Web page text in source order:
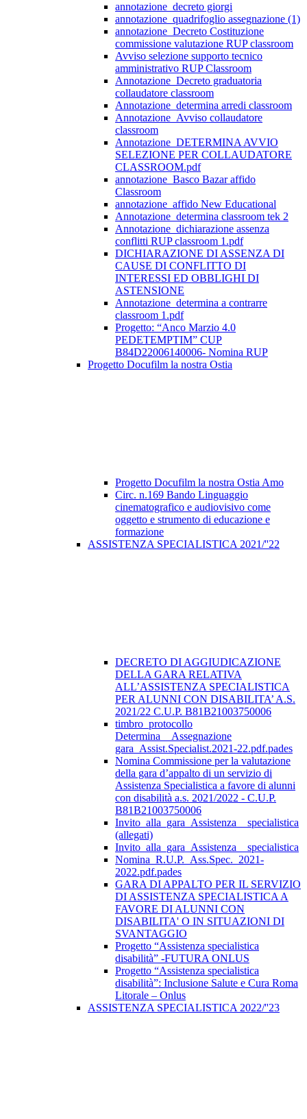
annotazione_decreto giorgi
annotazione_quadrifoglio assegnazione (1)
annotazione_Decreto Costituzione
commissione valutazione RUP classroom
Avviso selezione supporto tecnico
amministrativo RUP Classroom
Annotazione_Decreto graduatoria
collaudatore classroom
Annotazione_determina arredi classroom
Annotazione_Avviso collaudatore
classroom
Annotazione_DETERMINA AVVIO
SELEZIONE PER COLLAUDATORE
CLASSROOM.pdf
annotazione_Basco Bazar affido
Classroom
annotazione_affido New Educational
Annotazione_determina classroom tek 2
Annotazione_dichiarazione assenza
conflitti RUP classroom 1.pdf
DICHIARAZIONE DI ASSENZA DI
CAUSE DI CONFLITTO DI
INTERESSI ED OBBLIGHI DI
ASTENSIONE
Annotazione_determina a contrarre
classroom 1.pdf
Progetto: “Anco Marzio 4.0
PEDETEMPTIM” CUP
B84D22006140006- Nomina RUP
Progetto Docufilm la nostra Ostia
Progetto Docufilm la nostra Ostia Amo
Circ. n.169 Bando Linguaggio
cinematografico e audiovisivo come
oggetto e strumento di educazione e
formazione
ASSISTENZA SPECIALISTICA 2021/''22
DECRETO DI AGGIUDICAZIONE
DELLA GARA RELATIVA
ALL’ASSISTENZA SPECIALISTICA
PER ALUNNI CON DISABILITA’ A.S.
2021/22 C.U.P. B81B21003750006
timbro_protocollo
Determina__Assegnazione
gara_Assist.Specialist.2021-22.pdf.pades
Nomina Commissione per la valutazione
della gara d’appalto di un servizio di
Assistenza Specialistica a favore di alunni
con disabilità a.s. 2021/2022 - C.U.P.
B81B21003750006
Invito_alla_gara_Assistenza__specialistica
(allegati)
Invito_alla_gara_Assistenza__specialistica
Nomina_R.U.P._Ass.Spec._2021-
2022.pdf.pades
GARA DI APPALTO PER IL SERVIZIO
DI ASSISTENZA SPECIALISTICA A
FAVORE DI ALUNNI CON
DISABILITA' O IN SITUAZIONI DI
SVANTAGGIO
Progetto “Assistenza specialistica
disabilità” -FUTURA ONLUS
Progetto “Assistenza specialistica
disabilità”: Inclusione Salute e Cura Roma
Litorale – Onlus
ASSISTENZA SPECIALISTICA 2022/''23